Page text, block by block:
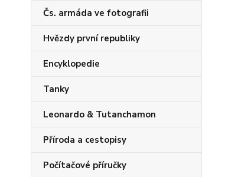
Čs. armáda ve fotografii
Hvězdy první republiky
Encyklopedie
Tanky
Leonardo & Tutanchamon
Příroda a cestopisy
Počítačové příručky